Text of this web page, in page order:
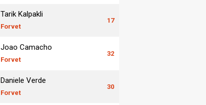
Tarik Kalpakli
Forvet
17
Joao Camacho
Forvet
32
Daniele Verde
Forvet
30